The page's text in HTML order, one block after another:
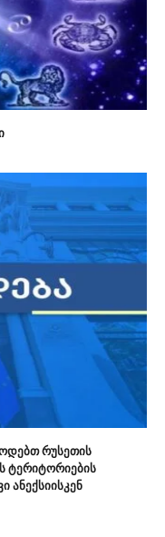
რუსეთის
ტერიტორიების
ანექსიისკენ